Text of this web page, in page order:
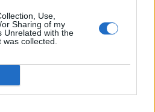
Use,
Sharing of my
Unrelated with the
collected.